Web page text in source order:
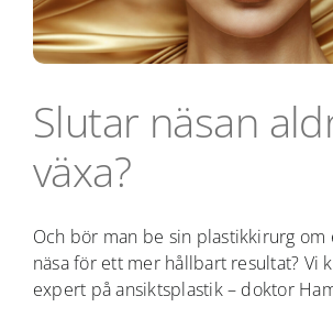
Slutar näsan
växa?
Och bör man be sin plastikkirurg
näsa för ett mer hållbart resultat? Vi
expert på ansiktsplastik – doktor